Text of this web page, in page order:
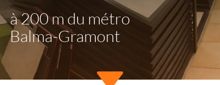
à 200 m du métro
Balma-Gramont